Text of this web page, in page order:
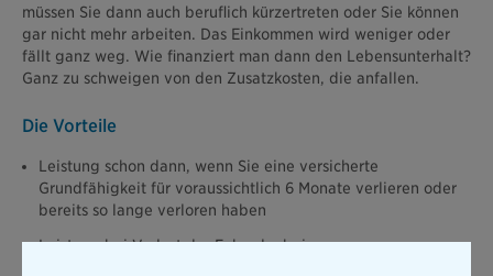
müssen Sie dann auch beruflich kürzertreten oder Sie können
gar nicht mehr arbeiten. Das Einkommen wird weniger oder
fällt ganz weg. Wie finanziert man dann den Lebensunterhalt?
Ganz zu schweigen von den Zusatzkosten, die anfallen.
Die Vorteile
Leistung schon dann, wenn Sie eine versicherte
Grundfähigkeit für voraussichtlich 6 Monate verlieren oder
bereits so lange verloren haben
Leistung bei Verlust der Fahrerlaubnis